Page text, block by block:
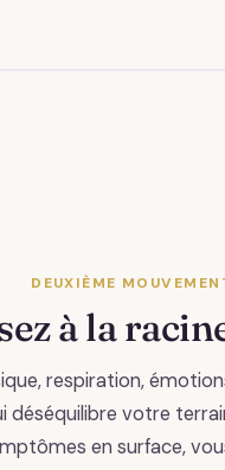
DEUXIÈME
à la
respiration,
déséquilibre votre
en surface,